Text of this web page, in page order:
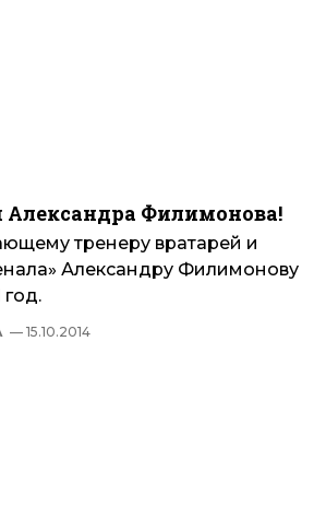
Александра Филимонова!
тренеру вратарей и
Александру Филимонову
год.
— 15.10.2014